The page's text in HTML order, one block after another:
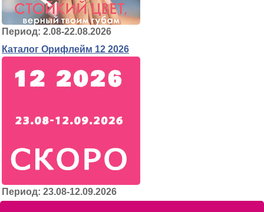
Период: 2.08-22.08.2026
Каталог Орифлейм 12 2026
Период: 23.08-12.09.2026